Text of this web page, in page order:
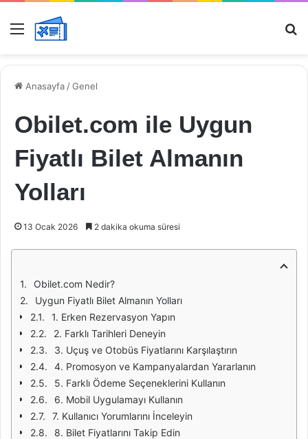
Menü
Anasayfa /Genel
Obilet.com ile Uygun
Fiyatlı Bilet Almanın
Yolları
13 Ocak 2026 2 dakika okuma süresi
Obilet.com Nedir?
Uygun Fiyatlı Bilet Almanın Yolları
1. Erken Rezervasyon Yapın
2. Farklı Tarihleri Deneyin
3. Uçuş ve Otobüs Fiyatlarını Karşılaştırın
4. Promosyon ve Kampanyalardan Yararlanın
5. Farklı Ödeme Seçeneklerini Kullanın
6. Mobil Uygulamayı Kullanın
7. Kullanıcı Yorumlarını İnceleyin
8. Bilet Fiyatlarını Takip Edin